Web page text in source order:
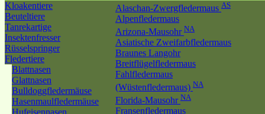
Kloakentiere
Beuteltiere
Tanrekartige
Insektenfresser
Rüsselspringer
Fledertiere
Blattnasen
Glattnasen
Bulldoggfledermäuse
Hasenmaulfledermäuse
Hufeisennasen
Alaschan-Zwergfledermaus AS
Alpenfledermaus
Arizona-Mausohr NA
Asiatische Zweifarbfledermaus
Braunes Langohr
Breitflügelfledermaus
Fahlfledermaus
(Wüstenfledermaus) NA
Florida-Mausohr NA
Fransenfledermaus